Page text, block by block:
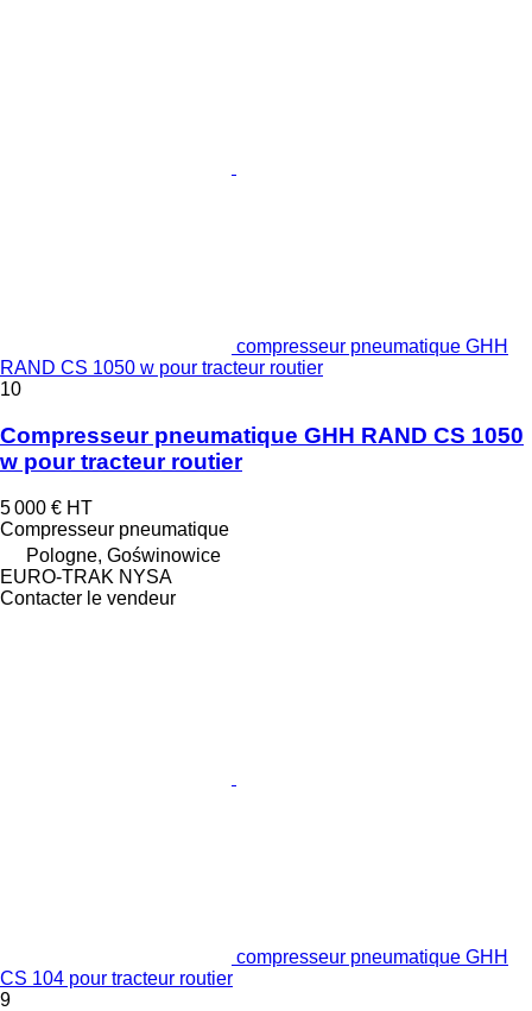
compresseur pneumatique GHH
RAND CS 1050 w pour tracteur routier
10
Compresseur pneumatique GHH RAND CS 1050
w pour tracteur routier
5 000 € HT
Compresseur pneumatique
Pologne, Goświnowice
EURO-TRAK NYSA
Contacter le vendeur
compresseur pneumatique GHH
CS 104 pour tracteur routier
9